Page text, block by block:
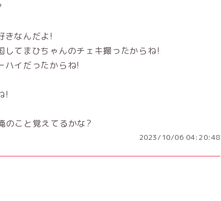
きなんだよ!
してまひちゃんのチェキ撮ったからね!
ハイだったからね!
!
のこと覚えてるかな?
2023/10/06 04:20:48